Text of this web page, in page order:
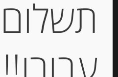
-
יחידות
תשלום